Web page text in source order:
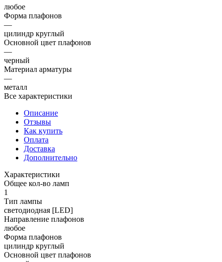
любое
Форма плафонов
—
цилиндр круглый
Основной цвет плафонов
—
черный
Материал арматуры
—
металл
Все характеристики
Описание
Отзывы
Как купить
Оплата
Доставка
Дополнительно
Характеристики
Общее кол-во ламп
1
Тип лампы
светодиодная [LED]
Направление плафонов
любое
Форма плафонов
цилиндр круглый
Основной цвет плафонов